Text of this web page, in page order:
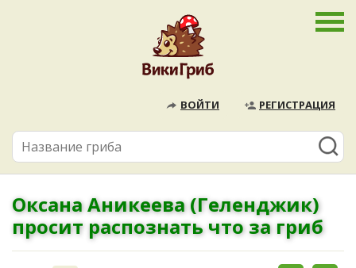
ВОЙТИ РЕГИСТРАЦИЯ
Оксана Аникеева (Геленджик)
просит распознать что за гриб